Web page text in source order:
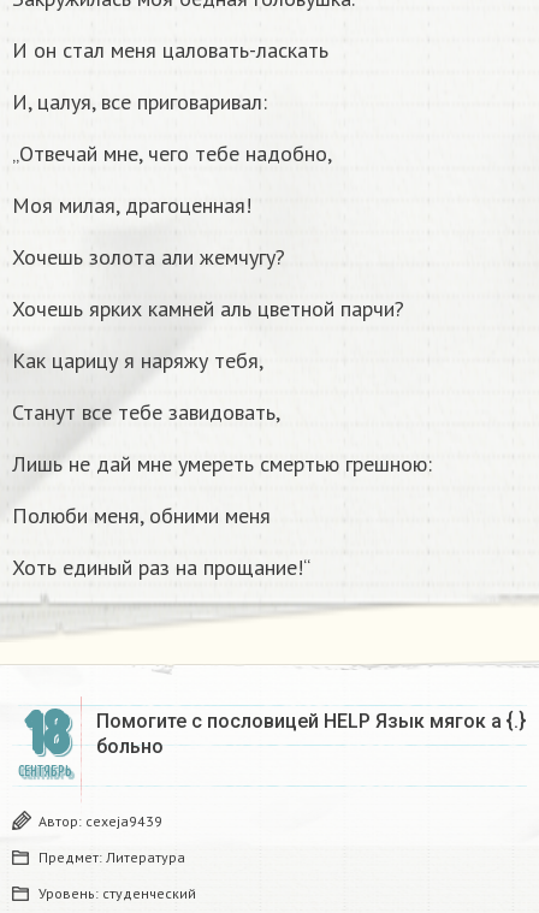
И он стал меня цаловать-ласкать
И, цалуя, все приговаривал:
„Отвечай мне, чего тебе надобно,
Моя милая, драгоценная!
Хочешь золота али жемчугу?
Хочешь ярких камней аль цветной парчи?
Как царицу я наряжу тебя,
Станут все тебе завидовать,
Лишь не дай мне умереть смертью грешною:
Полюби меня, обними меня
Хоть единый раз на прощание!“
18
СЕНТЯБРЬ
Помогите с пословицей HELP Язык мягок а {.}
больно
Автор: cexeja9439
Предмет: Литература
Уровень: студенческий